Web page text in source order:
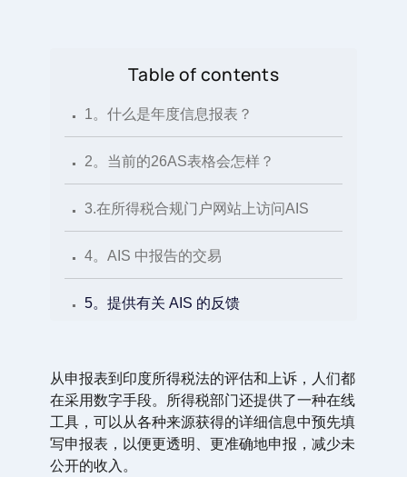
Table of contents
. 1。什么是年度信息报表？
. 2。当前的26AS表格会怎样？
. 3.在所得税合规门户网站上访问AIS
. 4。AIS 中报告的交易
. 5。提供有关 AIS 的反馈
从申报表到印度所得税法的评估和上诉，人们都
在采用数字手段。所得税部门还提供了一种在线
工具，可以从各种来源获得的详细信息中预先填
写申报表，以便更透明、更准确地申报，减少未
公开的收入。